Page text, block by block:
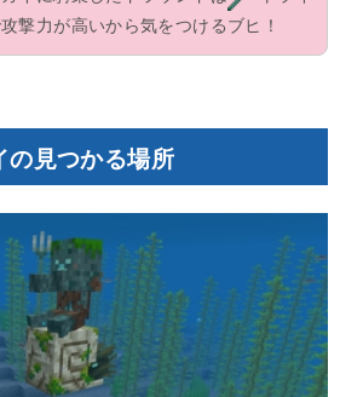
撃力が高いから気をつけるブヒ！
の見つかる場所